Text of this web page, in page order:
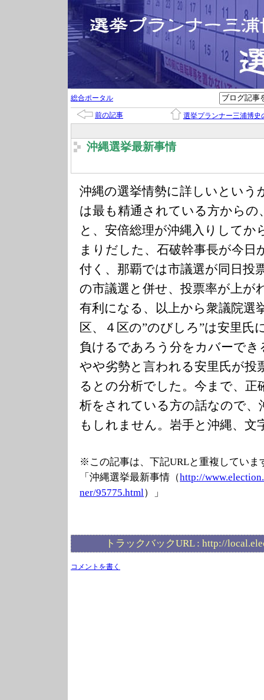
総合ポータル
前の記事 選挙プランナー三浦博史
沖縄選挙最新事情
沖縄の選挙情勢に詳しいという
は最も精通されている方から
と、安倍総理が沖縄入りしてか
まりだした、石破幹事長が今日
付く、那覇では市議選が同日投
の市議選と併せ、投票率が上が
有利になる、以上から衆議院選
区、４区の”のびしろ”は安里氏
負けるであろう分をカバーでき
やや劣勢と言われる安里氏が投
るとの分析でした。今まで、正
析をされている方の話なので、
もしれません。岩手と沖縄、文
※この記事は、下記URLと重複していま
「沖縄選挙最新事情（http://www.elec
ner/95775.html ）」
トラックバックURL : http://
コメントを書く